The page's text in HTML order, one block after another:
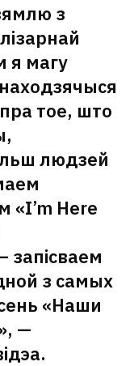
з
я магу
тое, што
людзей
«I’m Here
запісваем
з самых
«Наши
—